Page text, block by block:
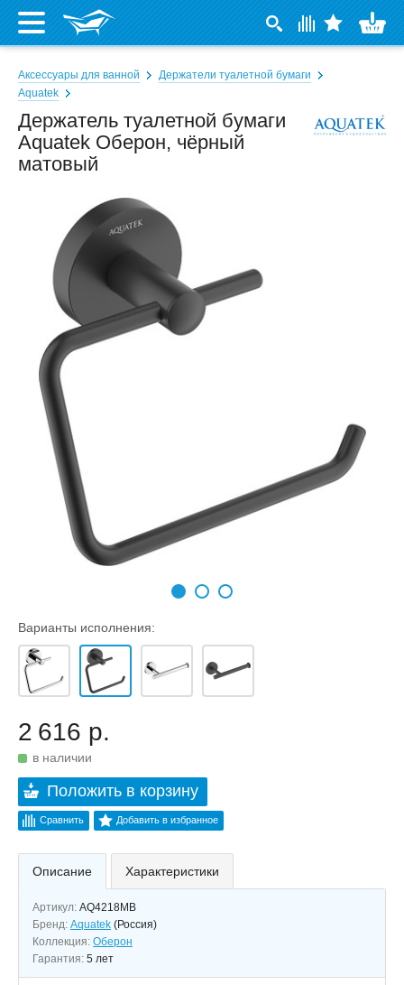
Аксессуары для ванной
Держатели туалетной бумаги
Aquatek
Держатель туалетной бумаги
Aquatek Оберон, чёрный
матовый
Варианты исполнения:
2 616 р.
в наличии
Положить в корзину
Сравнить Добавить в избранное
Описание Характеристики
Артикул: AQ4218MB
Бренд: Aquatek (Россия)
Коллекция: Оберон
Гарантия: 5 лет